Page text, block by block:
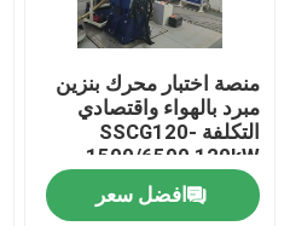
منصة اختبار محرك بنزين
مبرد بالهواء واقتصادي
التكلفة SSCG120-
1500/6500 120kW
360Nm 6500 RPM
افضل سعر